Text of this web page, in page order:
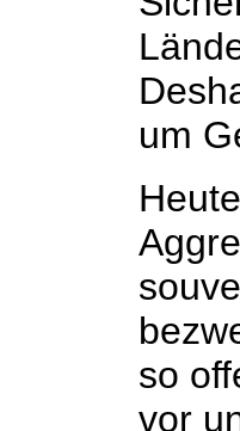
um
so
vor